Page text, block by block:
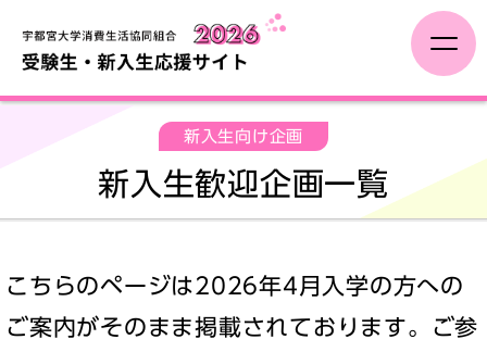
合格した方へ
学びの準備
新入生向け企画
新入生歓迎企画一覧
こちらのページは2026年4月入学の方への
ご案内がそのまま掲載されております。ご参